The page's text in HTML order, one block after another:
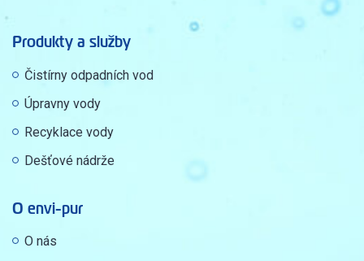
Produkty a služby
Čistírny odpadních vod
Úpravny vody
Recyklace vody
Dešťové nádrže
O envi-pur
O nás